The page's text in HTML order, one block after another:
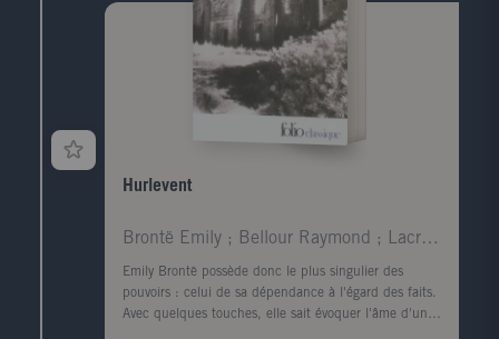
Hurlevent
Brontë Emily ; Bellour Raymond ; Lacretelle Jacque
Emily Brontë possède donc le plus singulier des
pouvoirs : celui de sa dépendance à l'égard des faits.
Avec quelques touches, elle sait évoquer l'âme d'un